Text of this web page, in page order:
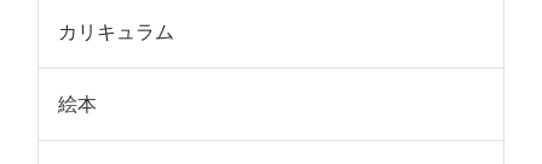
カリキュラム
絵本